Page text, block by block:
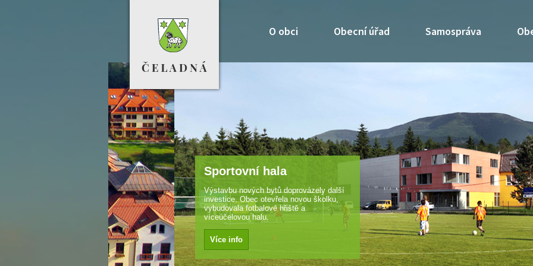
O obci Obecní úřad Samospráva
Sportovní hala
Výstavbu nových bytů doprovázely další
investice. Obec otevřela novou školku,
vybudovala fotbalové hřiště a
víceúčelovou halu.
Více info